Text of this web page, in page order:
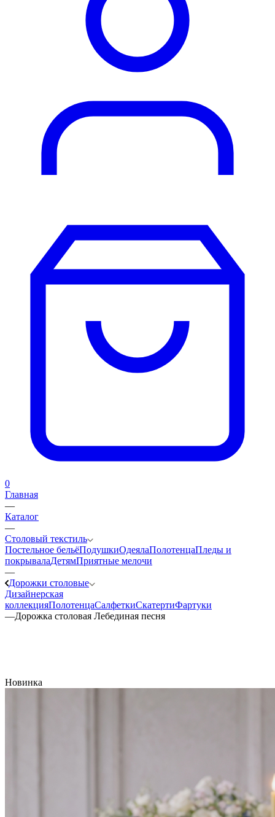
0
Главная
—
Каталог
—
Столовый текстиль
Постельное бельёПодушкиОдеялаПолотенцаПледы и
покрывалаДетямПриятные мелочи
—
Дорожки столовые
Дизайнерская
коллекцияПолотенцаСалфеткиСкатертиФартуки
—Дорожка столовая Лебединая песня
Новинка